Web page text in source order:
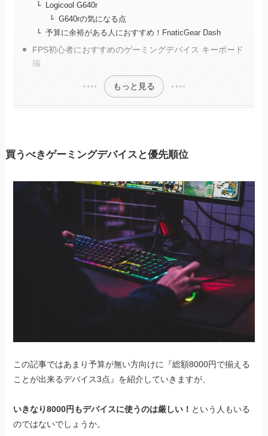
Logicool G640r
G640rの気になる点
予算に余裕がある人におすすめ！FnaticGear Dash
FPS初心者におすすめのゲーミングデバイス キーボード
編
もっと見る
買うべきゲーミングデバイスと優先順位
この記事ではあまり予算が無い方向けに『総額8000円で揃える
ことが出来るデバイス3点』を紹介していきますが、
いきなり8000円もデバイスに使うのは厳しい！ という人もいる
のではないでしょうか。